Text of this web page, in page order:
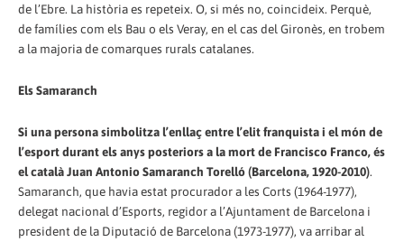
de l’Ebre. La història es repeteix. O, si més no, coincideix. Perquè,
de famílies com els Bau o els Veray, en el cas del Gironès, en trobem
a la majoria de comarques rurals catalanes.
Els Samaranch
Si una persona simbolitza l’enllaç entre l’elit franquista i el món de
l’esport durant els anys posteriors a la mort de Francisco Franco, és
el català Juan Antonio Samaranch Torelló (Barcelona, 1920-2010).
Samaranch, que havia estat procurador a les Corts (1964-1977),
delegat nacional d’Esports, regidor a l’Ajuntament de Barcelona i
president de la Diputació de Barcelona (1973-1977), va arribar al